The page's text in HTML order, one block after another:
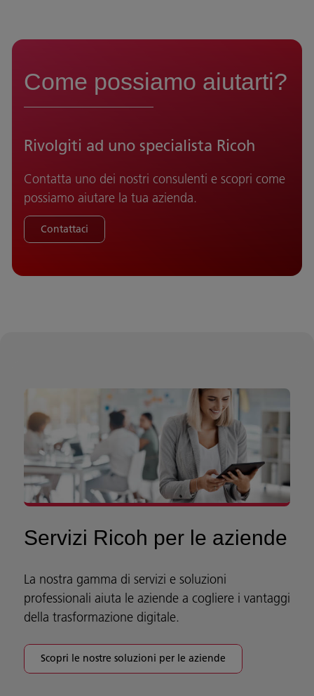
Come possiamo aiutarti?
Rivolgiti ad uno specialista Ricoh
Contatta uno dei nostri consulenti e scopri come
possiamo aiutare la tua azienda.
Contattaci
Servizi Ricoh per le aziende
La nostra gamma di servizi e soluzioni
professionali aiuta le aziende a cogliere i vantaggi
della trasformazione digitale.
Scopri le nostre soluzioni per le aziende